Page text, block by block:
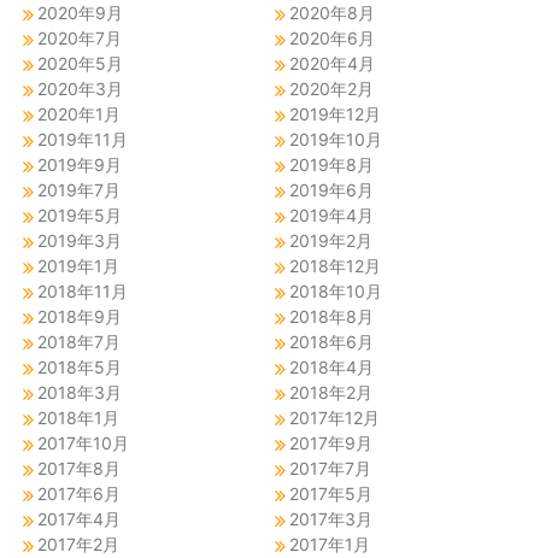
2020年9月
2020年8月
2020年7月
2020年6月
2020年5月
2020年4月
2020年3月
2020年2月
2020年1月
2019年12月
2019年11月
2019年10月
2019年9月
2019年8月
2019年7月
2019年6月
2019年5月
2019年4月
2019年3月
2019年2月
2019年1月
2018年12月
2018年11月
2018年10月
2018年9月
2018年8月
2018年7月
2018年6月
2018年5月
2018年4月
2018年3月
2018年2月
2018年1月
2017年12月
2017年10月
2017年9月
2017年8月
2017年7月
2017年6月
2017年5月
2017年4月
2017年3月
2017年2月
2017年1月